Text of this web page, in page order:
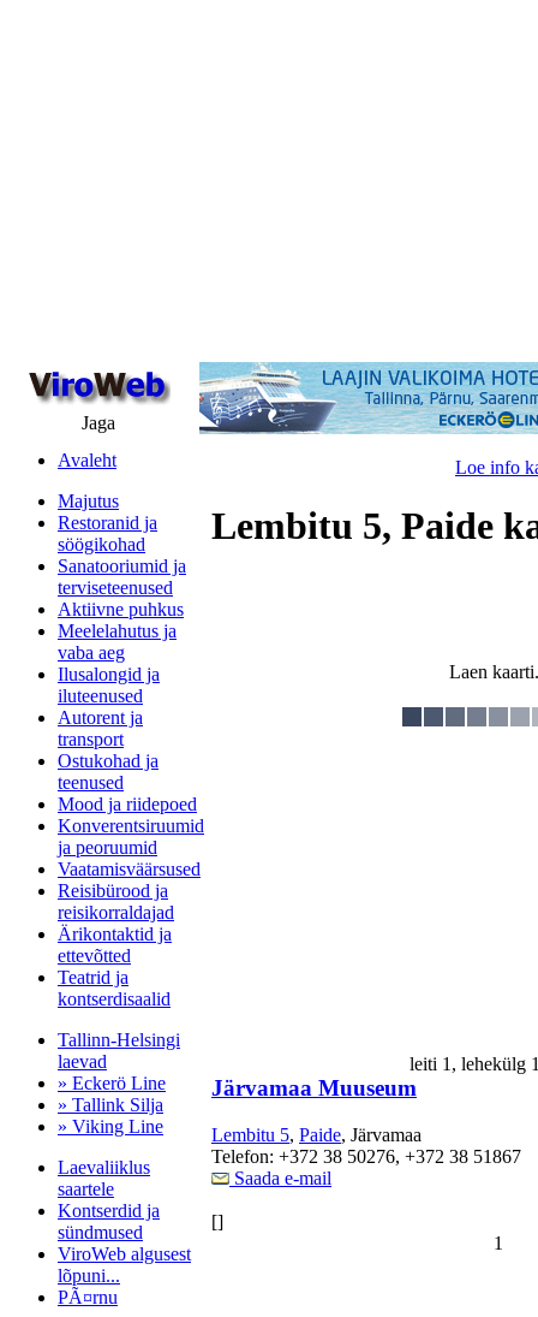
Jaga
Avaleht
Majutus
Restoranid ja
söögikohad
Sanatooriumid ja
terviseteenused
Aktiivne puhkus
Meelelahutus ja
vaba aeg
Ilusalongid ja
iluteenused
Autorent ja
transport
Ostukohad ja
teenused
Mood ja riidepoed
Konverentsiruumid
ja peoruumid
Vaatamisväärsused
Reisibürood ja
reisikorraldajad
Ärikontaktid ja
ettevõtted
Teatrid ja
kontserdisaalid
Tallinn-Helsingi
laevad
» Eckerö Line
» Tallink Silja
» Viking Line
Laevaliiklus
saartele
Kontserdid ja
sündmused
ViroWeb algusest
lõpuni...
PÃ¤rnu
Loe info
Lembitu 5, Paide
Laen
leiti 1,
Järvamaa Muuseum
Lembitu 5, Paide, Järvamaa
Telefon: +372 38 50276, +372 38 51867
Saada e-mail
[]
1